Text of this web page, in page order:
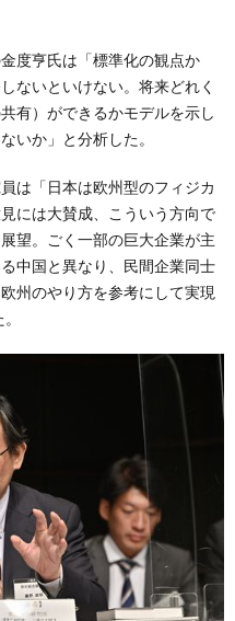
度亨氏は「標準化の観点か
ないといけない。将来どれく
有）ができるかモデルを示し
いか」と分析した。
は「日本は欧州型のフィジカ
には大賛成、こういう方向で
望。ごく一部の巨大企業が主
中国と異なり、民間企業同士
州のやり方を参考にして実現